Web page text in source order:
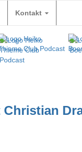
Kontakt